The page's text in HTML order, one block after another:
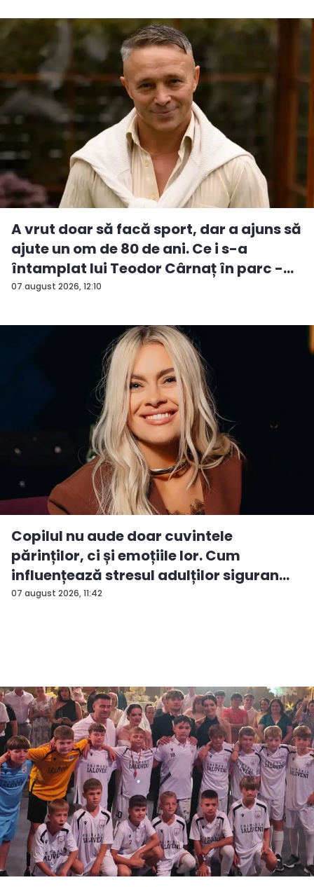
07 august 2026, 12:10
A vrut doar să facă sport, dar a ajuns să
ajute un om de 80 de ani. Ce i s-a
întamplat lui Teodor Cârnaț în parc -
V...
07 august 2026, 11:42
Copilul nu aude doar cuvintele
părinților, ci și emoțiile lor. Cum
influențează stresul adulților siguran...